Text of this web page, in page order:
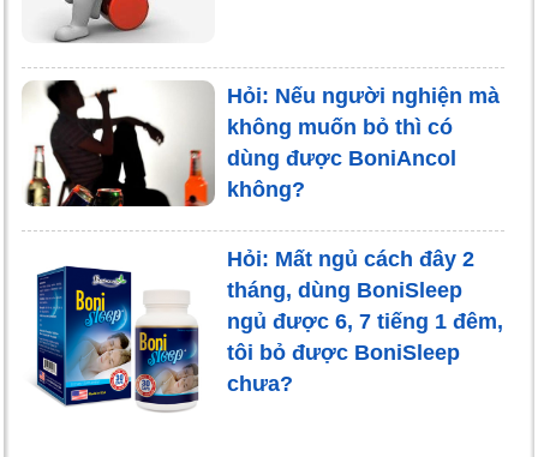
Hỏi: Nếu người nghiện mà
không muốn bỏ thì có
dùng được BoniAncol
không?
Hỏi: Mất ngủ cách đây 2
tháng, dùng BoniSleep
ngủ được 6, 7 tiếng 1 đêm,
tôi bỏ được BoniSleep
chưa?